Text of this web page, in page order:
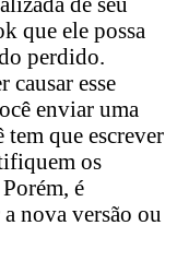
que ele possa
perdido.
causar esse
enviar uma
que escrever
os
é
nova versão ou